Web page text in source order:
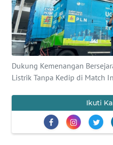
Dukung Kemenangan
Listrik Tanpa Kedip di Match
Ikuti
KONTAK
KAMI
INFO
IKLAN
KAMI
PEDOMAN